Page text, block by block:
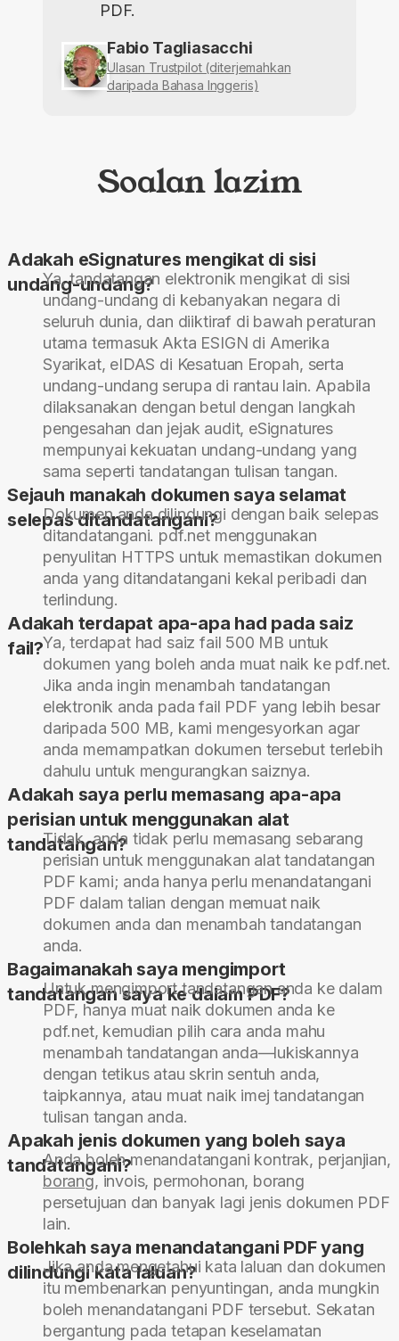
PDF.
Fabio Tagliasacchi
Ulasan Trustpilot (diterjemahkan
daripada Bahasa Inggeris)
Soalan lazim
Adakah eSignatures mengikat di sisi
undang-undang?
Ya, tandatangan elektronik mengikat di sisi
undang-undang di kebanyakan negara di
seluruh dunia, dan diiktiraf di bawah peraturan
utama termasuk Akta ESIGN di Amerika
Syarikat, eIDAS di Kesatuan Eropah, serta
undang-undang serupa di rantau lain. Apabila
dilaksanakan dengan betul dengan langkah
pengesahan dan jejak audit, eSignatures
mempunyai kekuatan undang-undang yang
sama seperti tandatangan tulisan tangan.
Sejauh manakah dokumen saya selamat
selepas ditandatangani?
Dokumen anda dilindungi dengan baik selepas
ditandatangani. pdf.net menggunakan
penyulitan HTTPS untuk memastikan dokumen
anda yang ditandatangani kekal peribadi dan
terlindung.
Adakah terdapat apa-apa had pada saiz
fail?Ya, terdapat had saiz fail 500 MB untuk
dokumen yang boleh anda muat naik ke pdf.net.
Jika anda ingin menambah tandatangan
elektronik anda pada fail PDF yang lebih besar
daripada 500 MB, kami mengesyorkan agar
anda memampatkan dokumen tersebut terlebih
dahulu untuk mengurangkan saiznya.
Adakah saya perlu memasang apa-apa
perisian untuk menggunakan alat
tandatangan?
Tidak, anda tidak perlu memasang sebarang
perisian untuk menggunakan alat tandatangan
PDF kami; anda hanya perlu menandatangani
PDF dalam talian dengan memuat naik
dokumen anda dan menambah tandatangan
anda.
Bagaimanakah saya mengimport
tandatangan saya ke dalam PDF?
Untuk mengimport tandatangan anda ke dalam
PDF, hanya muat naik dokumen anda ke
pdf.net, kemudian pilih cara anda mahu
menambah tandatangan anda—lukiskannya
dengan tetikus atau skrin sentuh anda,
taipkannya, atau muat naik imej tandatangan
tulisan tangan anda.
Apakah jenis dokumen yang boleh saya
tandatangani?
Anda boleh menandatangani kontrak, perjanjian,
borang, invois, permohonan, borang
persetujuan dan banyak lagi jenis dokumen PDF
lain.
Bolehkah saya menandatangani PDF yang
dilindungi kata laluan?
Jika anda mengetahui kata laluan dan dokumen
itu membenarkan penyuntingan, anda mungkin
boleh menandatangani PDF tersebut. Sekatan
bergantung pada tetapan keselamatan